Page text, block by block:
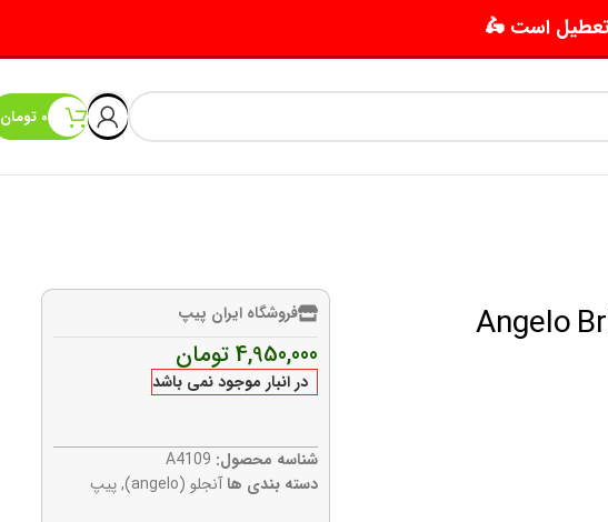
0 تومان
فروشگاه ایران پیپ
4,950,000 تومان
در انبار موجود نمی باشد
شناسه محصول: A4109
دسته بندی ها آنجلو (angelo) ,پیپ